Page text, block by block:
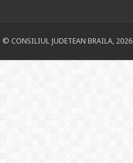
© CONSILIUL JUDETEAN BRAILA, 2026